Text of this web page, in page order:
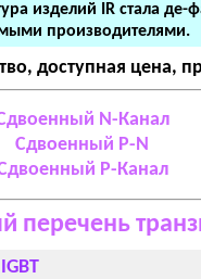
изделий IR стала де-
производителями.
доступная цена,
N-Канал
Сдвоенный P-N
P-Канал
перечень